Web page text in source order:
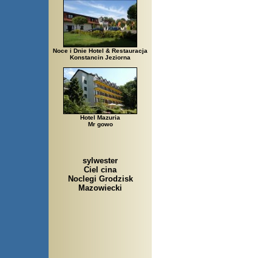
Noce i Dnie Hotel & Restauracja
Konstancin Jeziorna
Hotel Mazuria
Mr gowo
sylwester
Ciel cina
Noclegi Grodzisk
Mazowiecki